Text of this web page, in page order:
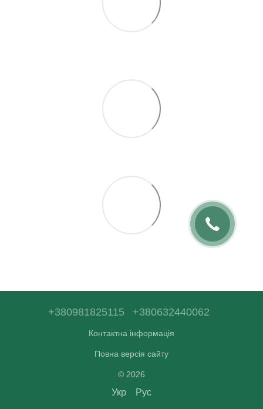
+380981825115 +380632440062
Контактна інформація
Повна версія сайту
© 2026
Укр Рус